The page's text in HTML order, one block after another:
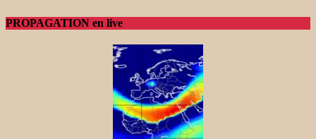
PROPAGATION en live